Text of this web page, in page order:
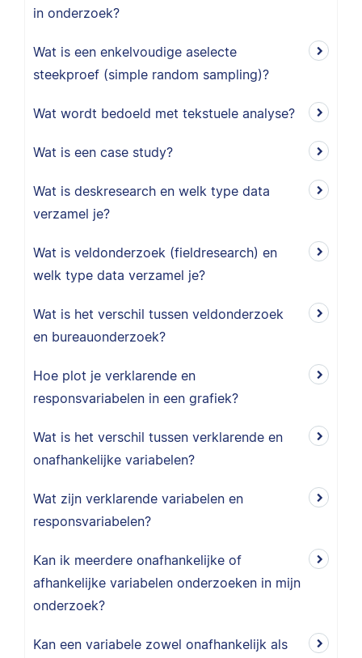
in onderzoek?
Wat is een enkelvoudige aselecte
steekproef (simple random sampling)?
Wat wordt bedoeld met tekstuele analyse?
Wat is een case study?
Wat is deskresearch en welk type data
verzamel je?
Wat is veldonderzoek (fieldresearch) en
welk type data verzamel je?
Wat is het verschil tussen veldonderzoek
en bureauonderzoek?
Hoe plot je verklarende en
responsvariabelen in een grafiek?
Wat is het verschil tussen verklarende en
onafhankelijke variabelen?
Wat zijn verklarende variabelen en
responsvariabelen?
Kan ik meerdere onafhankelijke of
afhankelijke variabelen onderzoeken in mijn
onderzoek?
Kan een variabele zowel onafhankelijk als